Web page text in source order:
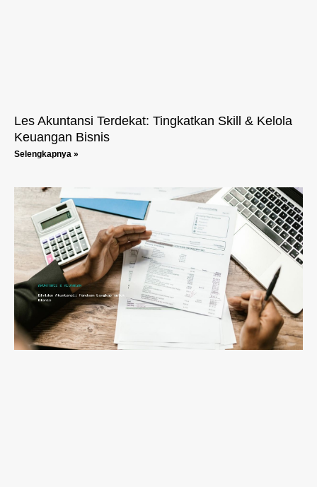
Les Akuntansi Terdekat: Tingkatkan Skill & Kelola
Keuangan Bisnis
Selengkapnya »